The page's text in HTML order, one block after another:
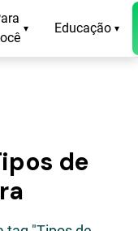
▾ Educação ▾
de